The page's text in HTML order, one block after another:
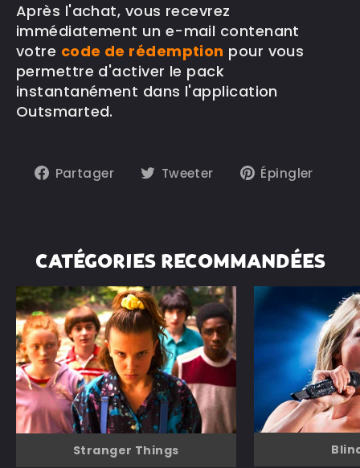
Après l'achat, vous recevrez
immédiatement un e-mail contenant
votre code de rédemption pour vous
permettre d'activer le pack
instantanément dans l'application
Outsmarted.
Partager
Partager
Tweeter
TweeterÉpingler
CATÉGORIES RECOMMANDÉES
Stranger Things